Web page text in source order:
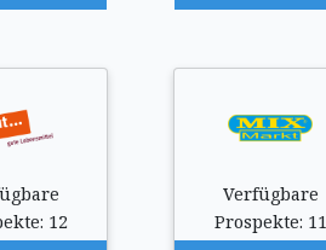
12
Verfügbare
Prospekte: 11